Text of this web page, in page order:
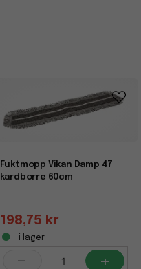
Fuktmopp Vikan Damp 47
kardborre 60cm
198,75 kr
i lager
- +